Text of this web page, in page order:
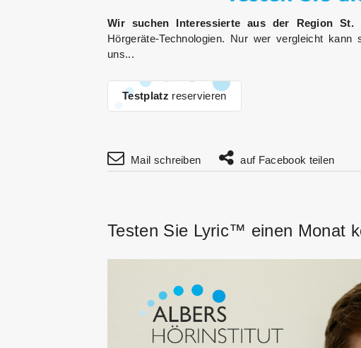
Wir suchen Interessierte aus der Region St.
Hörgeräte-Technologien. Nur wer vergleicht
uns...
Testplatz reservieren
Mail schreiben auf Facebook teilen
Testen Sie Lyric™ einen Monat